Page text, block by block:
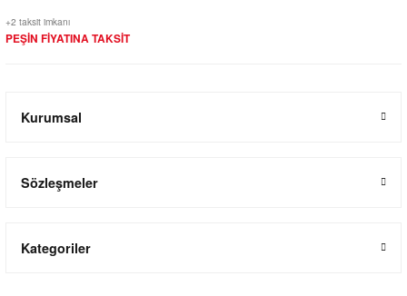
+2 taksit imkanı
PEŞİN FİYATINA TAKSİT
Kurumsal
Sözleşmeler
Kategoriler